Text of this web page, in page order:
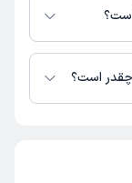
چقدر است؟